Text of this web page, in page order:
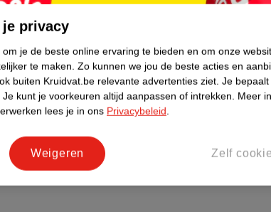
je privacy
je de beste online ervaring te bieden en om onze
te maken. Zo kunnen we jou de beste acties en
buiten Kruidvat.be relevante advertenties ziet. Je
Je kunt je voorkeuren altijd aanpassen of intrekken. Meer
lees je in ons Privacybeleid.
Zelf
Weigeren